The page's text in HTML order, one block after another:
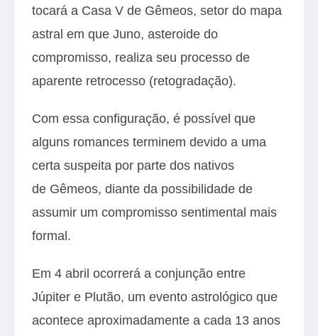
tocará a Casa V de Gêmeos, setor do mapa
astral em que Juno, asteroide do
compromisso, realiza seu processo de
aparente retrocesso (retogradação).
Com essa configuração, é possível que
alguns romances terminem devido a uma
certa suspeita por parte dos nativos
de Gêmeos, diante da possibilidade de
assumir um compromisso sentimental mais
formal.
Em 4 abril ocorrerá a conjunção entre
Júpiter e Plutão, um evento astrológico que
acontece aproximadamente a cada 13 anos